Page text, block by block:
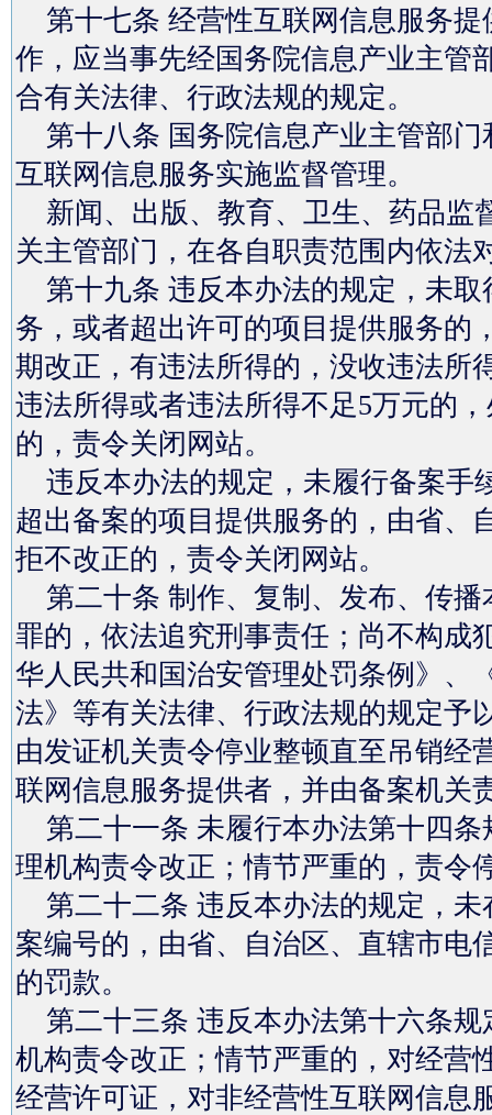
第十七条 经营性互联网信息服务提
作，应当事先经国务院信息产业主管
合有关法律、行政法规的规定。
第十八条 国务院信息产业主管部门
互联网信息服务实施监督管理。
新闻、出版、教育、卫生、药品监
关主管部门，在各自职责范围内依法
第十九条 违反本办法的规定，未取
务，或者超出许可的项目提供服务的
期改正，有违法所得的，没收违法所
违法所得或者违法所得不足5万元的
的，责令关闭网站。
违反本办法的规定，未履行备案手
超出备案的项目提供服务的，由省、
拒不改正的，责令关闭网站。
第二十条 制作、复制、发布、传播
罪的，依法追究刑事责任；尚不构成
华人民共和国治安管理处罚条例》、
法》等有关法律、行政法规的规定予
由发证机关责令停业整顿直至吊销经
联网信息服务提供者，并由备案机关
第二十一条 未履行本办法第十四条
理机构责令改正；情节严重的，责令
第二十二条 违反本办法的规定，未
案编号的，由省、自治区、直辖市电
的罚款。
第二十三条 违反本办法第十六条规
机构责令改正；情节严重的，对经营
经营许可证，对非经营性互联网信息